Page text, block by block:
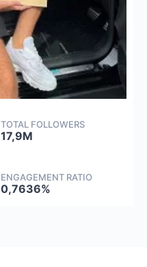
TOTAL FOLLOWERS
17,9M
ENGAGEMENT RATIO
0,7636%